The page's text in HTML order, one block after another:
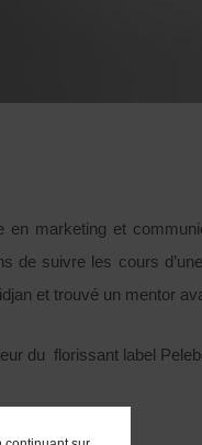
en marketing et
de suivre les cours
et trouvé un mentor
du florissant label